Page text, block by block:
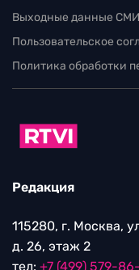
Выходные данные СМИ
Пользовательское
Политика обработки
Редакция
115280, г. Москва,
д. 26, этаж 2
тел: +7 (499) 579-